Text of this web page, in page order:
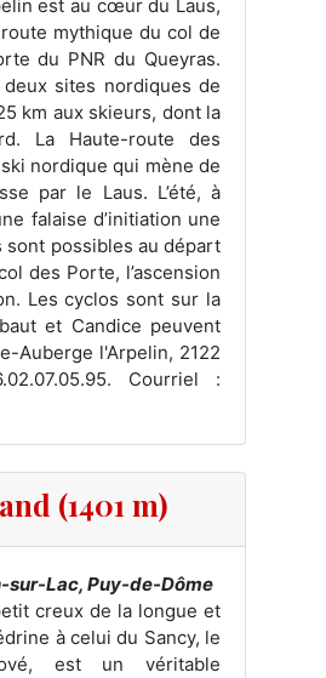
est au cœur du Laus,
mythique du col de
du PNR du Queyras.
sites nordiques de
km aux skieurs, dont la
La Haute-route des
nordique qui mène de
par le Laus. L’été, à
falaise d’initiation une
sont possibles au départ
des Porte, l’ascension
Les cyclos sont sur la
et Candice peuvent
Auberge l'Arpelin, 2122
Courriel :
(1401 m)
sur-Lac, Puy-de-Dôme
creux de la longue et
à celui du Sancy, le
est un véritable